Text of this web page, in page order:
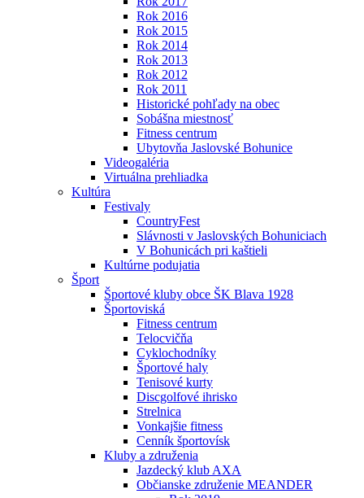
Rok 2016
Rok 2015
Rok 2014
Rok 2013
Rok 2012
Rok 2011
Historické pohľady na obec
Sobášna miestnosť
Fitness centrum
Ubytovňa Jaslovské Bohunice
Videogaléria
Virtuálna prehliadka
Kultúra
Festivaly
CountryFest
Slávnosti v Jaslovských Bohuniciach
V Bohunicách pri kaštieli
Kultúrne podujatia
Šport
Športové kluby obce ŠK Blava 1928
Športoviská
Fitness centrum
Telocvičňa
Cyklochodníky
Športové haly
Tenisové kurty
Discgolfové ihrisko
Strelnica
Vonkajšie fitness
Cenník športovísk
Kluby a združenia
Jazdecký klub AXA
Občianske združenie MEANDER